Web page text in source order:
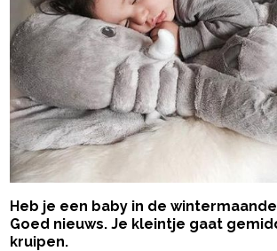
Heb je een baby in de
Goed nieuws. Je kleintje gaat
kruipen.